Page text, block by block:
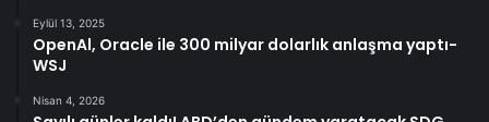
Eylül 13, 2025
OpenAl, Oracle ile 300 milyar dolarlık anlaşma yaptı-
WSJ
Nisan 4, 2026